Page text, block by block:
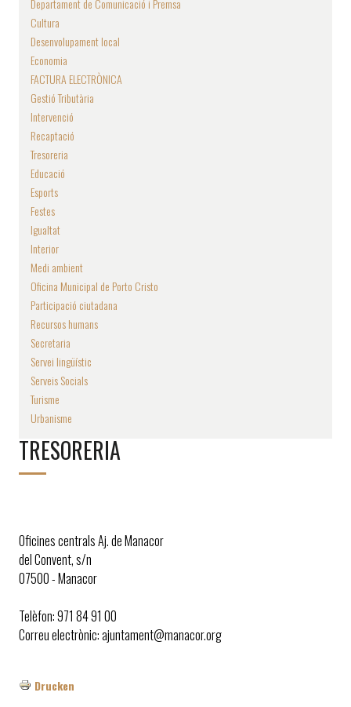
Departament de Comunicació i Premsa
Cultura
Desenvolupament local
Economia
FACTURA ELECTRÒNICA
Gestió Tributària
Intervenció
Recaptació
Tresoreria
Educació
Esports
Festes
Igualtat
Interior
Medi ambient
Oficina Municipal de Porto Cristo
Participació ciutadana
Recursos humans
Secretaria
Servei lingüístic
Serveis Socials
Turisme
Urbanisme
TRESORERIA
Oficines centrals Aj. de Manacor
del Convent, s/n
07500 - Manacor
Telèfon: 971 84 91 00
Correu electrònic: ajuntament@manacor.org
Drucken